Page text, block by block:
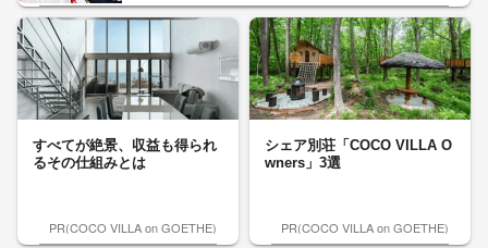
すべてが絶景、収益も得られ
るその仕組みとは
PR(COCO VILLA on GOETHE)
シェア別荘「COCO VILLA O
wners」3選
PR(COCO VILLA on GOETHE)